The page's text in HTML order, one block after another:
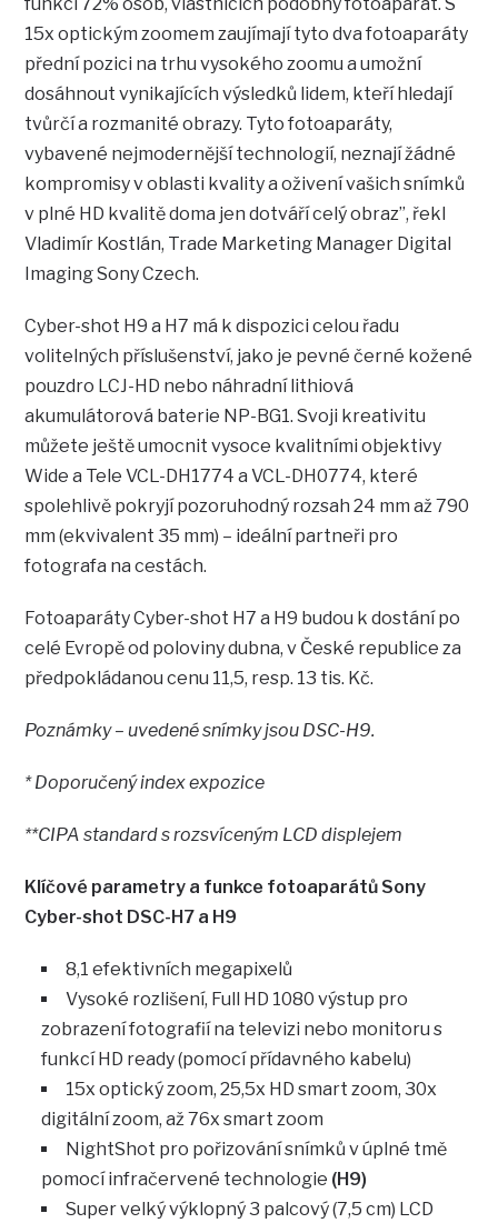
funkci 72% osob, vlastnících podobný fotoaparát. S
15x optickým zoomem zaujímají tyto dva fotoaparáty
přední pozici na trhu vysokého zoomu a umožní
dosáhnout vynikajících výsledků lidem, kteří hledají
tvůrčí a rozmanité obrazy. Tyto fotoaparáty,
vybavené nejmodernější technologií, neznají žádné
kompromisy v oblasti kvality a oživení vašich snímků
v plné HD kvalitě doma jen dotváří celý obraz”, řekl
Vladimír Kostlán, Trade Marketing Manager Digital
Imaging Sony Czech.
Cyber-shot H9 a H7 má k dispozici celou řadu
volitelných příslušenství, jako je pevné černé kožené
pouzdro LCJ-HD nebo náhradní lithiová
akumulátorová baterie NP-BG1. Svoji kreativitu
můžete ještě umocnit vysoce kvalitními objektivy
Wide a Tele VCL-DH1774 a VCL-DH0774, které
spolehlivě pokryjí pozoruhodný rozsah 24 mm až 790
mm (ekvivalent 35 mm) – ideální partneři pro
fotografa na cestách.
Fotoaparáty Cyber-shot H7 a H9 budou k dostání po
celé Evropě od poloviny dubna, v České republice za
předpokládanou cenu 11,5, resp. 13 tis. Kč.
Poznámky – uvedené snímky jsou DSC-H9.
* Doporučený index expozice
**CIPA standard s rozsvíceným LCD displejem
Klíčové parametry a funkce fotoaparátů Sony
Cyber-shot DSC-H7 a H9
8,1 efektivních megapixelů
Vysoké rozlišení, Full HD 1080 výstup pro
zobrazení fotografií na televizi nebo monitoru s
funkcí HD ready (pomocí přídavného kabelu)
15x optický zoom, 25,5x HD smart zoom, 30x
digitální zoom, až 76x smart zoom
NightShot pro pořizování snímků v úplné tmě
pomocí infračervené technologie (H9)
Super velký výklopný 3 palcový (7,5 cm) LCD